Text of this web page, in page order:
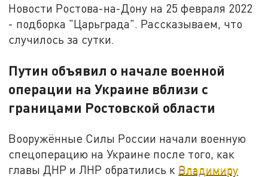
Новости Ростова-на-Дону на 25 февраля 2022
- подборка "Царьграда". Рассказываем, что
случилось за сутки.
Путин объявил о начале военной
операции на Украине вблизи с
границами Ростовской области
Вооружённые Силы России начали военную
спецоперацию на Украине после того, как
главы ДНР и ЛНР обратились к Владимиру